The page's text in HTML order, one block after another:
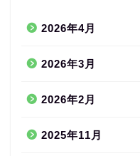
2026年4月
2026年3月
2026年2月
2025年11月